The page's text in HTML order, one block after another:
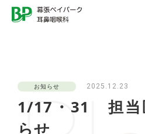
お知らせ 2025.12.23
1/17・31 担当
らせ